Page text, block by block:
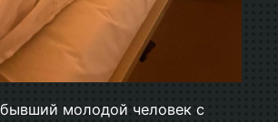
молодой человек с